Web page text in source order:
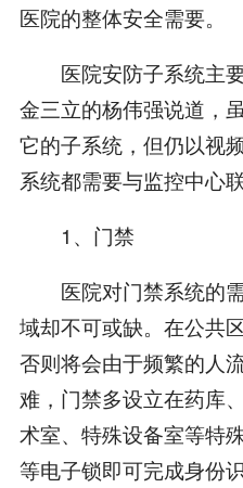
医院的整体安全需要。
医院安防子系统主要
金三立的杨伟强说道，
它的子系统，但仍以视
系统都需要与监控中心
1、门禁
医院对门禁系统的需
域却不可或缺。在公共
否则将会由于频繁的人
难，门禁多设立在药库
术室、特殊设备室等特
等电子锁即可完成身份